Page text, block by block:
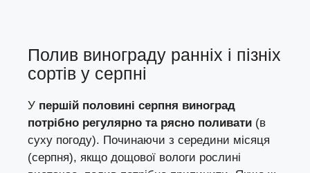
Полив винограду ранніх і пізніх
сортів у серпні
У першій половині серпня виноград
потрібно регулярно та рясно поливати (в
суху погоду). Починаючи з середини місяця
(серпня), якщо дощової вологи рослині